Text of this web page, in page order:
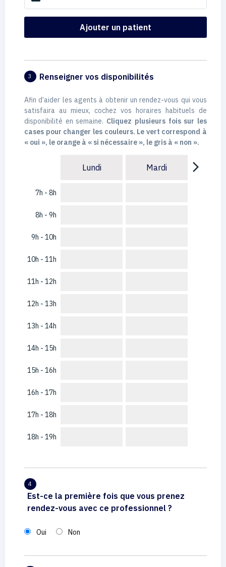
Ajouter un patient
3 Renseigner vos disponibilités
Afin d’aider les agents à obtenir un rendez-vous qui vous
satisfaira au mieux, cochez vos horaires habituels de
disponibilité en semaine. Cliquez plusieurs fois sur les
cases pour changer les couleurs. Le vert correspond à
« oui », le orange à « si nécessaire », le gris à « non ».
7h - 8h
8h - 9h
9h - 10h
10h - 11h
11h - 12h
12h - 13h
13h - 14h
14h - 15h
15h - 16h
16h - 17h
17h - 18h
18h - 19h
Lundi Mardi arrow_forward_ios
4
Est-ce la première fois que vous prenez
rendez-vous avec ce professionnel ?
Oui Non